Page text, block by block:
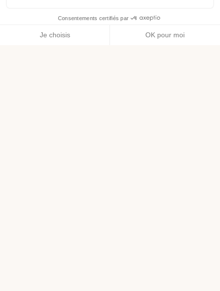
Consentements certifiés par
Je choisis OK pour moi